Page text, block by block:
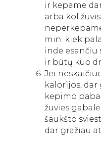
ir kepame
arba kol
min. kiek
inde esančiu
ir būtų kuo
Jei
kalorijos,
kepimo
žuvies
šaukšto
dar gražiau